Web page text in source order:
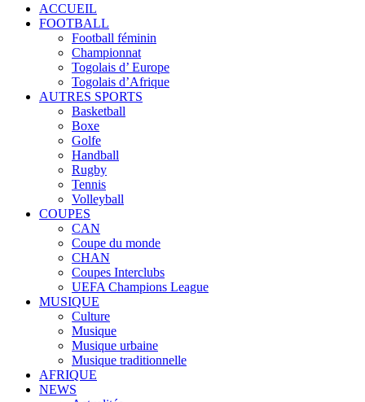
ACCUEIL
FOOTBALL
Football féminin
Championnat
Togolais d’ Europe
Togolais d’Afrique
AUTRES SPORTS
Basketball
Boxe
Golfe
Handball
Rugby
Tennis
Volleyball
COUPES
CAN
Coupe du monde
CHAN
Coupes Interclubs
UEFA Champions League
MUSIQUE
Culture
Musique
Musique urbaine
Musique traditionnelle
AFRIQUE
NEWS